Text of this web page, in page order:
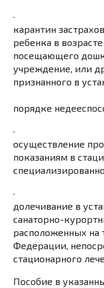
·
карантин
ребенка в
посещающего
учреждение, или
признанного в
порядке
·
осуществление
показаниям в
·
долечивание в
санаторно-
расположенных на
Федерации,
стационарного
Пособие в